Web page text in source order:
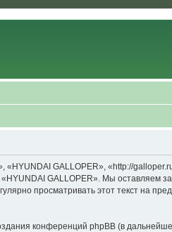
GALLOPER», «http://
GALLOPER». Мы оставляем
просматривать этот текст на
конференций phpBB (в